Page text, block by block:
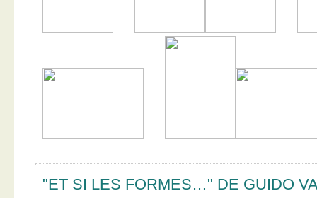
"ET SI LES FORMES…" DE GUIDO